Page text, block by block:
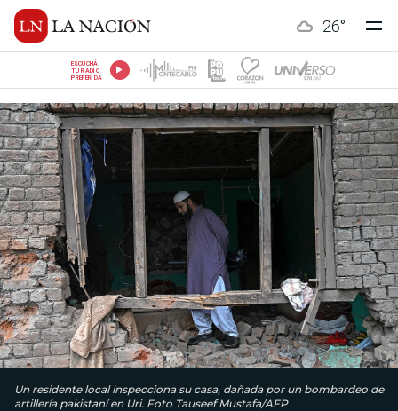
26°
ESCUCHÁ
TU RADIO
PREFERIDA
Un residente local inspecciona su casa, dañada por un bombardeo de
artillería pakistaní en Uri. Foto Tauseef Mustafa/AFP